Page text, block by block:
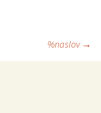
%naslov →